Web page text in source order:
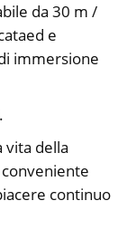
da 30 m /
e
immersione
vita della
continuo